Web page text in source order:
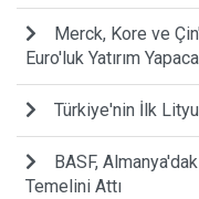
Merck, Kore ve
Euro'luk Yatırım
Türkiye'nin İlk
BASF,
Temelini Attı